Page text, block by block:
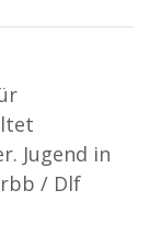
Jugend in
rbb / Dlf